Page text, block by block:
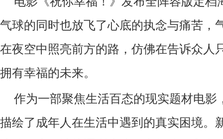
气球的同时也放飞了心底的执念与痛苦，
在夜空中照亮前方的路，仿佛在告诉众人
拥有幸福的未来。
作为一部聚焦生活百态的现实题材电影
描绘了成年人在生活中遇到的真实困境。